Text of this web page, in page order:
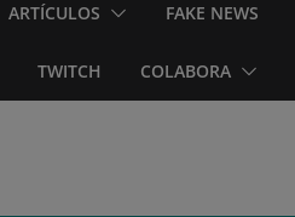
ARTÍCULOS FAKE NEWS
TWITCH COLABORA